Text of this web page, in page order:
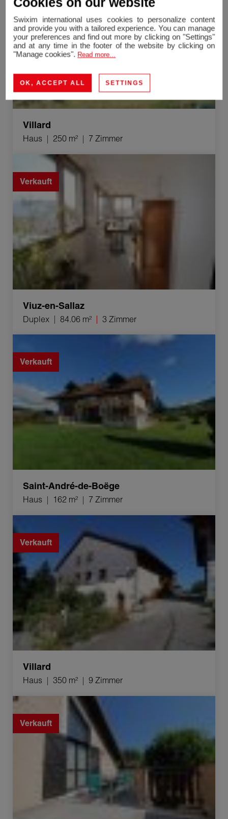
Villard
Haus 250 m² 7 Zimmer
Verkauf Duplex Viuz-en-Sallaz 3 Zimmer 84.06 m²
Verkauft
Viuz-en-Sallaz
Duplex 84.06 m² 3 Zimmer
Verkauf Haus Saint-André-de-Boëge 7 Zimmer 162 m²
Verkauft
Saint-André-de-Boëge
Haus 162 m² 7 Zimmer
Verkauft
Villard
Haus 350 m² 9 Zimmer
Verkauf Appartement Cluses 5 Zimmer 91.78 m²
Verkauft
Swixim international uses cookies to personalize content
and provide you with a tailored experience. You can manage
your preferences and find out more by clicking on "Settings"
and at any time in the footer of the website by clicking on
"Manage cookies". Read more...
OK, ACCEPT ALL SETTINGS